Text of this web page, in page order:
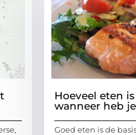
Hoeveel eten
wanneer heb
Goed eten is de